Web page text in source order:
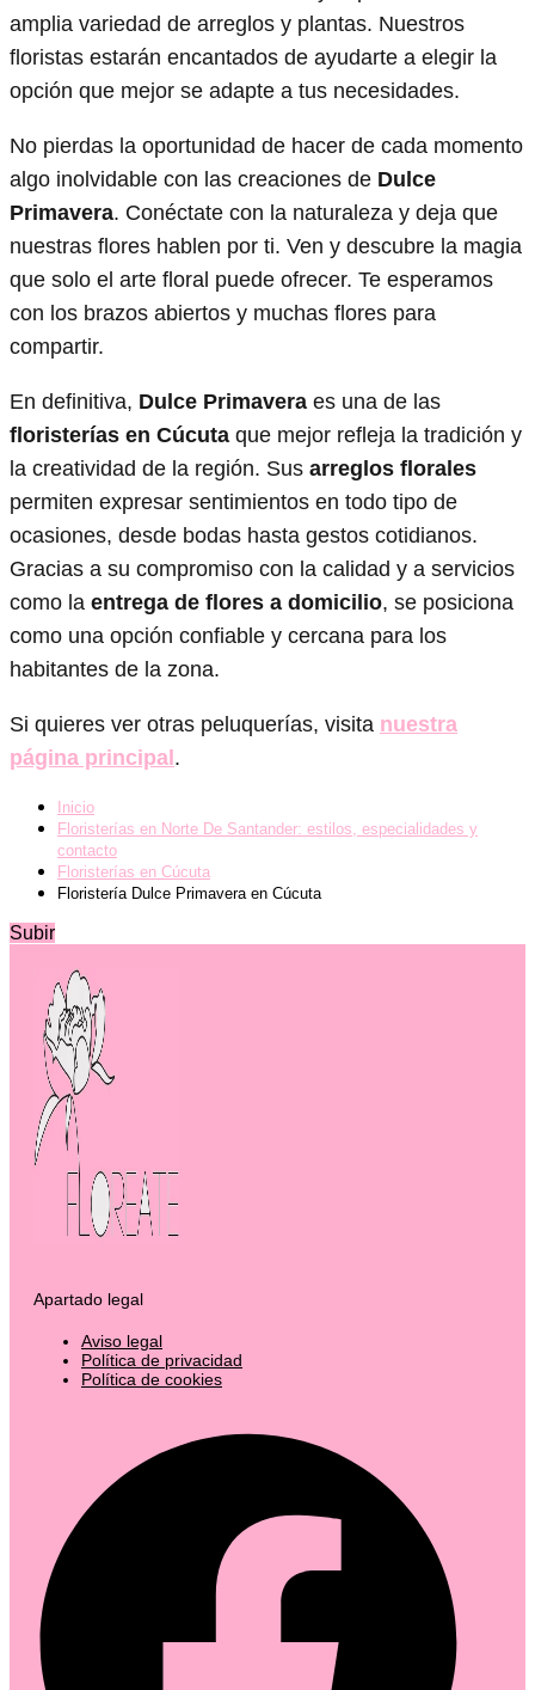
amplia variedad de arreglos y plantas. Nuestros
floristas estarán encantados de ayudarte a elegir la
opción que mejor se adapte a tus necesidades.
No pierdas la oportunidad de hacer de cada momento
algo inolvidable con las creaciones de Dulce
Primavera. Conéctate con la naturaleza y deja que
nuestras flores hablen por ti. Ven y descubre la magia
que solo el arte floral puede ofrecer. Te esperamos
con los brazos abiertos y muchas flores para
compartir.
En definitiva, Dulce Primavera es una de las
floristerías en Cúcuta que mejor refleja la tradición y
la creatividad de la región. Sus arreglos florales
permiten expresar sentimientos en todo tipo de
ocasiones, desde bodas hasta gestos cotidianos.
Gracias a su compromiso con la calidad y a servicios
como la entrega de flores a domicilio, se posiciona
como una opción confiable y cercana para los
habitantes de la zona.
Si quieres ver otras peluquerías, visita nuestra
página principal.
Inicio
Floristerías en Norte De Santander: estilos, especialidades y
contacto
Floristerías en Cúcuta
Floristería Dulce Primavera en Cúcuta
Subir
Apartado legal
Aviso legal
Política de privacidad
Política de cookies